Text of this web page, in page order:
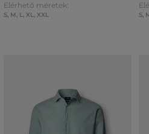
Elérhető méretek:
S, M, L, XL, XXL S,